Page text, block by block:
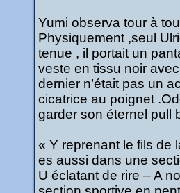
Yumi observa tour à
Physiquement ,seul
tenue , il portait un
veste en tissu noir
dernier n’était pas un
cicatrice au poignet
garder son éternel pull
« Y reprenant le fils de
es aussi dans une
U éclatant de rire – A